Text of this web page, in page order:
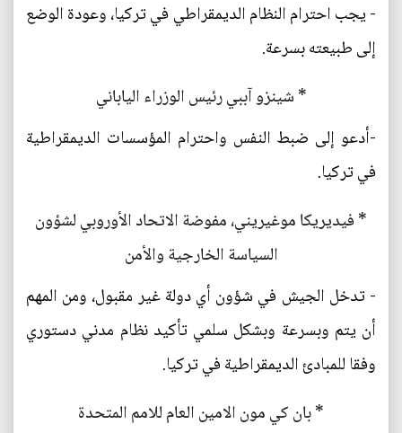
- يجب احترام النظام الديمقراطي في تركيا، وعودة الوضع
إلى طبيعته بسرعة.
* شينزو آببي رئيس الوزراء الياباني
-أدعو إلى ضبط النفس واحترام المؤسسات الديمقراطية
في تركيا.
* فيديريكا موغيريني، مفوضة الاتحاد الأوروبي لشؤون
السياسة الخارجية والأمن
- تدخل الجيش في شؤون أي دولة غير مقبول، ومن المهم
أن يتم وبسرعة وبشكل سلمي تأكيد نظام مدني دستوري
وفقا للمبادئ الديمقراطية في تركيا.
* بان كي مون الامين العام للامم المتحدة